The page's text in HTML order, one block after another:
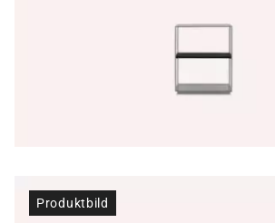
Produktbild